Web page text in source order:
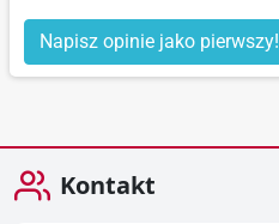
Napisz opinie jako pierwszy!
Kontakt